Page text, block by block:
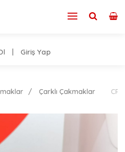
Giriş Yap
Çarklı Çakmaklar